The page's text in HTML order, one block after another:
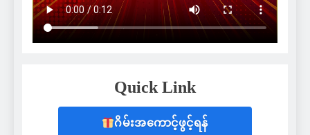
Quick Link
ဂိမ်းအကောင့်ဖွင့်ရန်